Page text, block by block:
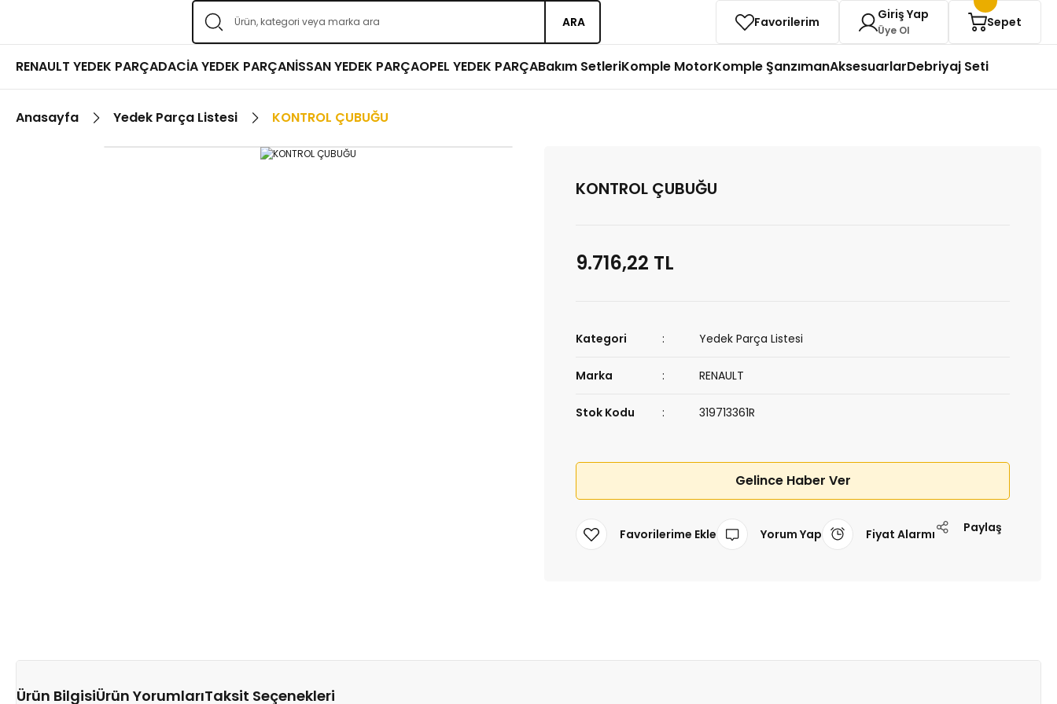
ARA Favorilerim Giriş Yap
Üye Ol
Sepet
RENAULT YEDEK PARÇADACİA YEDEK PARÇANİSSAN YEDEK PARÇAOPEL YEDEK PARÇABakım SetleriKomple MotorKomple ŞanzımanAksesuarlarDebriyaj Seti
Anasayfa Yedek Parça Listesi KONTROL ÇUBUĞU
KONTROL ÇUBUĞU
9.716,22 TL
Kategori Yedek Parça Listesi
Marka RENAULT
Stok Kodu 319713361R
Gelince Haber Ver
Yorum Yap Fiyat Alarmı Paylaş
Ürün BilgisiÜrün YorumlarıTaksit Seçenekleri